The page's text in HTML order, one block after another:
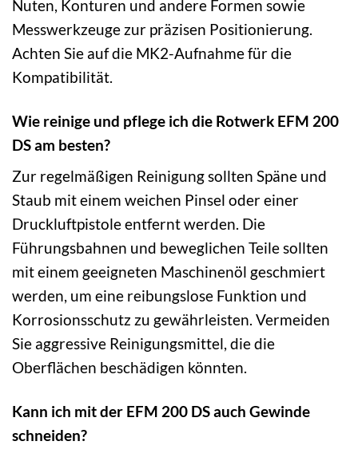
Nuten, Konturen und andere Formen sowie
Messwerkzeuge zur präzisen Positionierung.
Achten Sie auf die MK2-Aufnahme für die
Kompatibilität.
Wie reinige und pflege ich die Rotwerk EFM 200
DS am besten?
Zur regelmäßigen Reinigung sollten Späne und
Staub mit einem weichen Pinsel oder einer
Druckluftpistole entfernt werden. Die
Führungsbahnen und beweglichen Teile sollten
mit einem geeigneten Maschinenöl geschmiert
werden, um eine reibungslose Funktion und
Korrosionsschutz zu gewährleisten. Vermeiden
Sie aggressive Reinigungsmittel, die die
Oberflächen beschädigen könnten.
Kann ich mit der EFM 200 DS auch Gewinde
schneiden?